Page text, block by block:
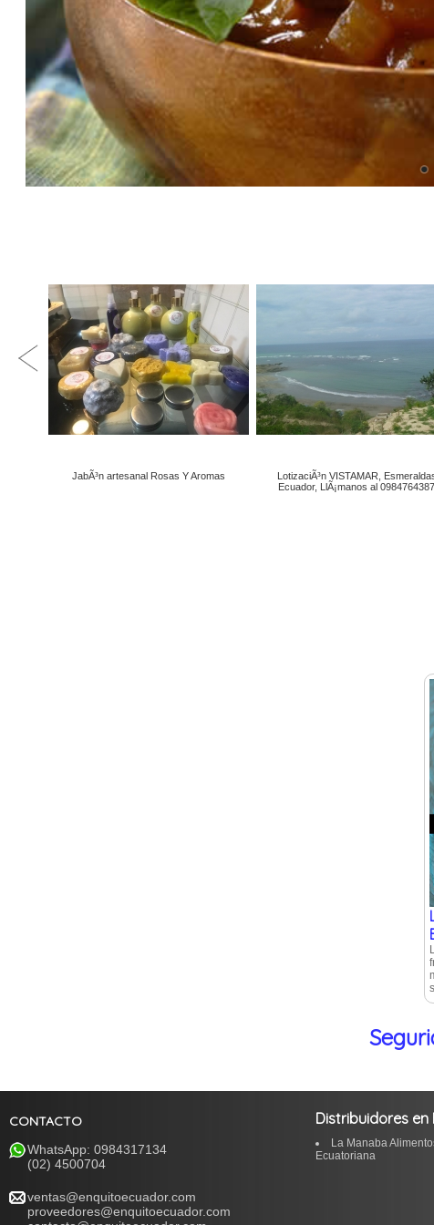
CONTACTO
WhatsApp: 0984317134
(02) 4500704
ventas@enquitoecuador.com
proveedores@enquitoecuador.com
Distribuidores en
La Manaba
Ecuatoriana